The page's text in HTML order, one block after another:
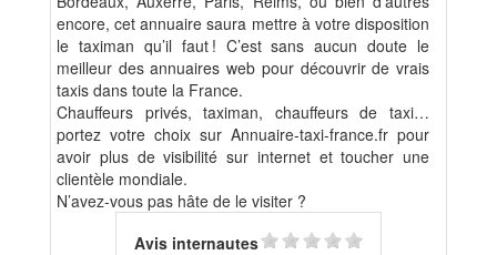
encore, cet annuaire saura mettre à votre disposition
le taximan qu’il faut ! C’est sans aucun doute le
meilleur des annuaires web pour découvrir de vrais
taxis dans toute la France.
Chauffeurs privés, taximan, chauffeurs de taxi…
portez votre choix sur Annuaire-taxi-france.fr pour
avoir plus de visibilité sur internet et toucher une
clientèle mondiale.
N’avez-vous pas hâte de le visiter ?
Avis internautes